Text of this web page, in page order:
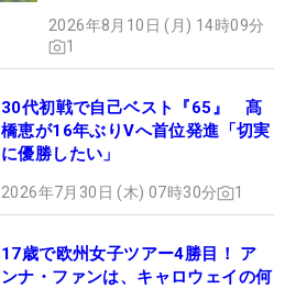
2026年8月10日 (月) 14時09分
1
30代初戦で自己ベスト『65』 髙
橋恵が16年ぶりVへ首位発進「切実
に優勝したい」
2026年7月30日 (木) 07時30分 1
17歳で欧州女子ツアー4勝目！ ア
ンナ・ファンは、キャロウェイの何